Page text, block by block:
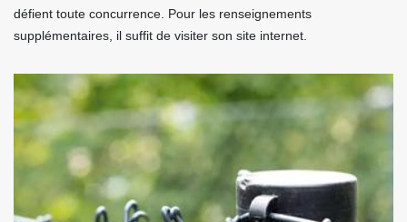
défient toute concurrence. Pour les renseignements
supplémentaires, il suffit de visiter son site internet.